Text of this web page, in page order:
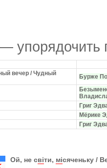
упорядочить
вечер / Чудный
Бурже
Григ
Мёрике
Григ
Ой, не свiти, мiсяченьку /